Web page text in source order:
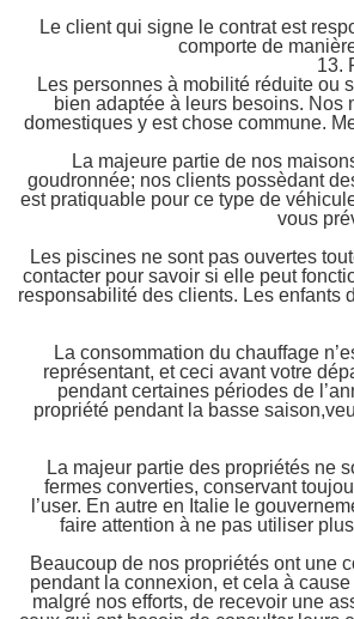
Le client qui signe le contrat est
comporte de
13.
Les personnes à mobilité réduite ou
bien adaptée à leurs besoins. Nos
domestiques y est chose commune.
La majeure partie de nos
goudronnée; nos clients possèdant
est pratiquable pour ce type de
vous
Les piscines ne sont pas ouvertes
contacter pour savoir si elle peut
responsabilité des clients. Les enfants
La consommation du chauffage
représentant, et ceci avant votre
pendant certaines périodes de
propriété pendant la basse
La majeur partie des propriétés ne
fermes converties, conservant
l’user. En autre en Italie le
faire attention à ne pas utiliser
Beaucoup de nos propriétés ont une
pendant la connexion, et cela à
malgré nos efforts, de recevoir une